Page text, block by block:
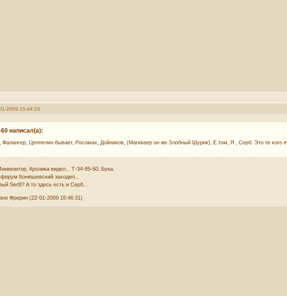
2009 15:44:23
написал(а):
Фалангер, Цеппелин бывает, Росомах, Дойников, (Магкваер он же Злобный Шурик), Е.том, Я , Серб. Это те кого я
Кролика видел... Т-34-85-60, Бука.
Конюшевский заходил...
SerB? А то здесь есть и Серб...
Фрерин (22-01-2009 15:46:31)